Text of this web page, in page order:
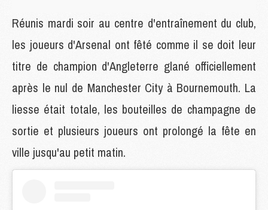
Réunis mardi soir au centre d'entraînement du club,
les joueurs d'Arsenal ont fêté comme il se doit leur
titre de champion d'Angleterre glané officiellement
après le nul de Manchester City à Bournemouth. La
liesse était totale, les bouteilles de champagne de
sortie et plusieurs joueurs ont prolongé la fête en
ville jusqu'au petit matin.